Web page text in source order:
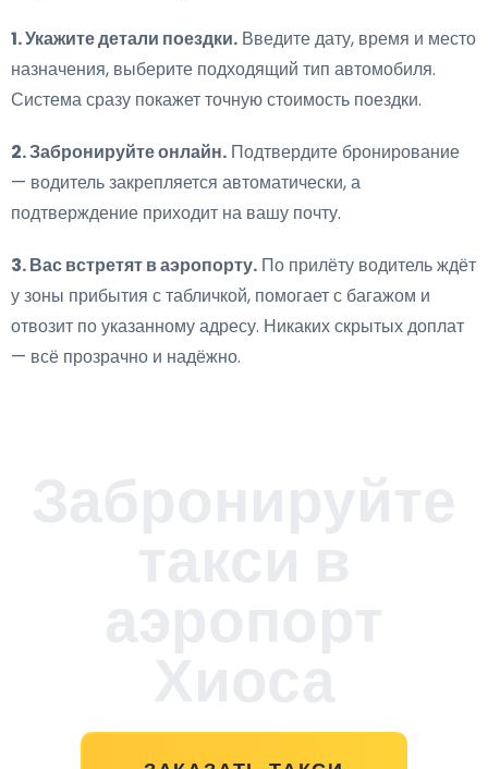
1. Укажите детали поездки. Введите дату, время и место
назначения, выберите подходящий тип автомобиля.
Система сразу покажет точную стоимость поездки.
2. Забронируйте онлайн. Подтвердите бронирование
— водитель закрепляется автоматически, а
подтверждение приходит на вашу почту.
3. Вас встретят в аэропорту. По прилёту водитель ждёт
у зоны прибытия с табличкой, помогает с багажом и
отвозит по указанному адресу. Никаких скрытых доплат
— всё прозрачно и надёжно.